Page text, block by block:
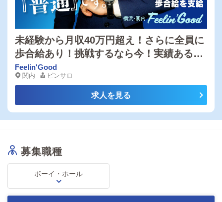
未経験から月収40万円超え！さらに全員に
歩合給あり！挑戦するなら今！実績ある成
長企業で確かな収入を！
Feelin'Good
関内 ピンサロ
求人を見る
募集職種
ボーイ・ホール